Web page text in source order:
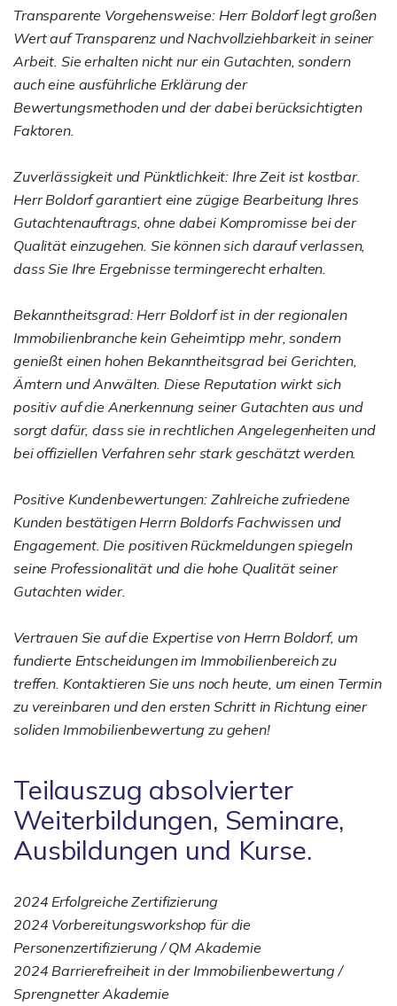
Transparente Vorgehensweise: Herr Boldorf legt großen
Wert auf Transparenz und Nachvollziehbarkeit in seiner
Arbeit. Sie erhalten nicht nur ein Gutachten, sondern
auch eine ausführliche Erklärung der
Bewertungsmethoden und der dabei berücksichtigten
Faktoren.
Zuverlässigkeit und Pünktlichkeit: Ihre Zeit ist kostbar.
Herr Boldorf garantiert eine zügige Bearbeitung Ihres
Gutachtenauftrags, ohne dabei Kompromisse bei der
Qualität einzugehen. Sie können sich darauf verlassen,
dass Sie Ihre Ergebnisse termingerecht erhalten.
Bekanntheitsgrad: Herr Boldorf ist in der regionalen
Immobilienbranche kein Geheimtipp mehr, sondern
genießt einen hohen Bekanntheitsgrad bei Gerichten,
Ämtern und Anwälten. Diese Reputation wirkt sich
positiv auf die Anerkennung seiner Gutachten aus und
sorgt dafür, dass sie in rechtlichen Angelegenheiten und
bei offiziellen Verfahren sehr stark geschätzt werden.
Positive Kundenbewertungen: Zahlreiche zufriedene
Kunden bestätigen Herrn Boldorfs Fachwissen und
Engagement. Die positiven Rückmeldungen spiegeln
seine Professionalität und die hohe Qualität seiner
Gutachten wider.
Vertrauen Sie auf die Expertise von Herrn Boldorf, um
fundierte Entscheidungen im Immobilienbereich zu
treffen. Kontaktieren Sie uns noch heute, um einen Termin
zu vereinbaren und den ersten Schritt in Richtung einer
soliden Immobilienbewertung zu gehen!
Teilauszug absolvierter
Weiterbildungen, Seminare,
Ausbildungen und Kurse.
2024 Erfolgreiche Zertifizierung
2024 Vorbereitungsworkshop für die
Personenzertifizierung / QM Akademie
2024 Barrierefreiheit in der Immobilienbewertung /
Sprengnetter Akademie